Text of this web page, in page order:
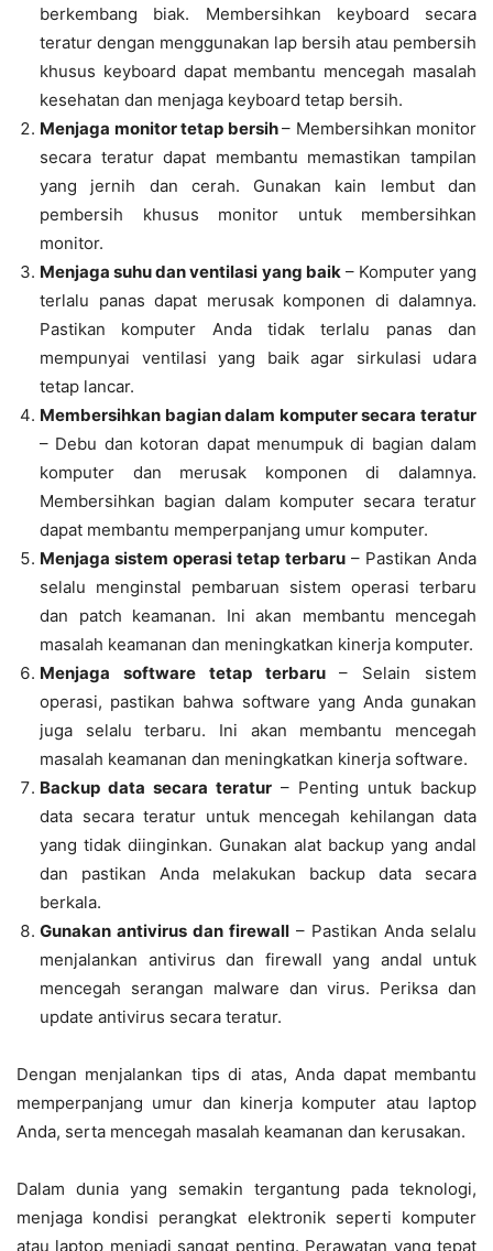
berkembang biak. Membersihkan keyboard secara
teratur dengan menggunakan lap bersih atau pembersih
khusus keyboard dapat membantu mencegah masalah
kesehatan dan menjaga keyboard tetap bersih.
Menjaga monitor tetap bersih– Membersihkan monitor
secara teratur dapat membantu memastikan tampilan
yang jernih dan cerah. Gunakan kain lembut dan
pembersih khusus monitor untuk membersihkan
monitor.
Menjaga suhu dan ventilasi yang baik – Komputer yang
terlalu panas dapat merusak komponen di dalamnya.
Pastikan komputer Anda tidak terlalu panas dan
mempunyai ventilasi yang baik agar sirkulasi udara
tetap lancar.
Membersihkan bagian dalam komputer secara teratur
– Debu dan kotoran dapat menumpuk di bagian dalam
komputer dan merusak komponen di dalamnya.
Membersihkan bagian dalam komputer secara teratur
dapat membantu memperpanjang umur komputer.
Menjaga sistem operasi tetap terbaru– Pastikan Anda
selalu menginstal pembaruan sistem operasi terbaru
dan patch keamanan. Ini akan membantu mencegah
masalah keamanan dan meningkatkan kinerja komputer.
Menjaga software tetap terbaru – Selain sistem
operasi, pastikan bahwa software yang Anda gunakan
juga selalu terbaru. Ini akan membantu mencegah
masalah keamanan dan meningkatkan kinerja software.
Backup data secara teratur – Penting untuk backup
data secara teratur untuk mencegah kehilangan data
yang tidak diinginkan. Gunakan alat backup yang andal
dan pastikan Anda melakukan backup data secara
berkala.
Gunakan antivirus dan firewall – Pastikan Anda selalu
menjalankan antivirus dan firewall yang andal untuk
mencegah serangan malware dan virus. Periksa dan
update antivirus secara teratur.
Dengan menjalankan tips di atas, Anda dapat membantu
memperpanjang umur dan kinerja komputer atau laptop
Anda, serta mencegah masalah keamanan dan kerusakan.
Dalam dunia yang semakin tergantung pada teknologi,
menjaga kondisi perangkat elektronik seperti komputer
atau laptop menjadi sangat penting. Perawatan yang tepat